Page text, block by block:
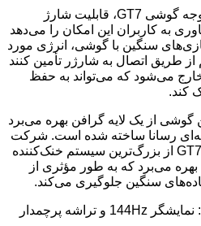
یکی دیگر از ویژگی‌های قابل توجه گوشی GT7، قابلیت شارژ
به کاربران این امکان را می‌دهد
سنگین با گوشی، انرژی مورد
طریق اتصال به شارژر تأمین کنند
خارج می‌شود که می‌تواند به حفظ
کند.
از یک لایه گرافن بهره می‌برد
رسانا ساخته شده است. شرکت
ریلمی مدعی است که گوشی GT7 از بزرگ‌ترین سیستم خنک‌کننده
می‌برد که به طور مؤثری از
سنگین جلوگیری می‌کند.